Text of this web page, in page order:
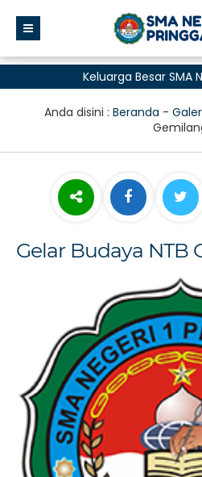
Keluarga Besar SMA
Anda disini : Beranda -
Gelar Budaya NTB